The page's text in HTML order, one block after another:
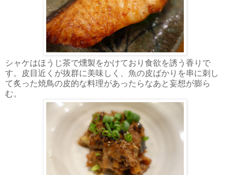
シャケはほうじ茶で燻製をかけており食欲を誘う香りで
す。皮目近くが抜群に美味しく、魚の皮ばかりを串に刺し
て炙った焼鳥の皮的な料理があったらなあと妄想が膨ら
む。